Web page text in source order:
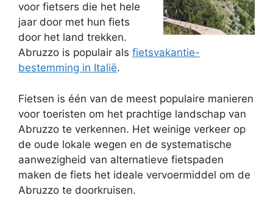
voor fietsers die het hele
jaar door met hun fiets
door het land trekken.
Abruzzo is populair als fietsvakantie-
bestemming in Italië.
Fietsen is één van de meest populaire manieren
voor toeristen om het prachtige landschap van
Abruzzo te verkennen. Het weinige verkeer op
de oude lokale wegen en de systematische
aanwezigheid van alternatieve fietspaden
maken de fiets het ideale vervoermiddel om de
Abruzzo te doorkruisen.